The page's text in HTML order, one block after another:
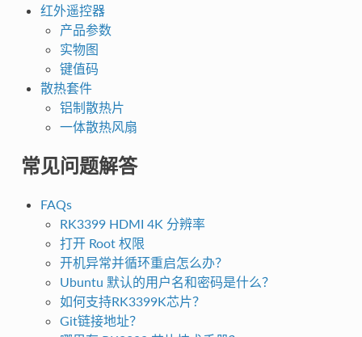
红外遥控器
产品参数
实物图
键值码
散热套件
铝制散热片
一体散热风扇
常见问题解答
FAQs
RK3399 HDMI 4K 分辨率
打开 Root 权限
开机异常并循环重启怎么办？
Ubuntu 默认的用户名和密码是什么？
如何支持RK3399K芯片？
Git链接地址？